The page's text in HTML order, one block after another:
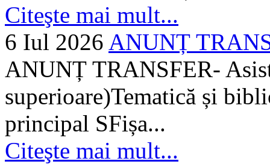
Citeşte mai mult...
6 Iul 2026 ANUNȚ
ANUNȚ TRANSFER-
superioare)Tematică și
principal SFișa...
Citeşte mai mult...